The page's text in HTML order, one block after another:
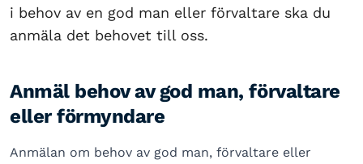
i behov av en god man eller förvaltare ska du
anmäla det behovet till oss.
Anmäl behov av god man, förvaltare
eller förmyndare
Anmälan om behov av god man, förvaltare eller